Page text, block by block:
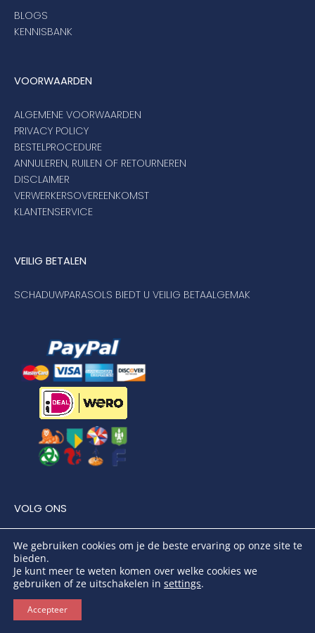
BLOGS
KENNISBANK
VOORWAARDEN
ALGEMENE VOORWAARDEN
PRIVACY POLICY
BESTELPROCEDURE
ANNULEREN, RUILEN OF RETOURNEREN
DISCLAIMER
VERWERKERSOVEREENKOMST
KLANTENSERVICE
VEILIG BETALEN
SCHADUWPARASOLS BIEDT U VEILIG BETAALGEMAK
VOLG ONS
We gebruiken cookies om je de beste ervaring op onze site te
bieden.
Je kunt meer te weten komen over welke cookies we
gebruiken of ze uitschakelen in settings.
Accepteer